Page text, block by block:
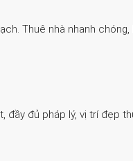
Thuê nhà nhanh
đầy đủ pháp lý, vị trí